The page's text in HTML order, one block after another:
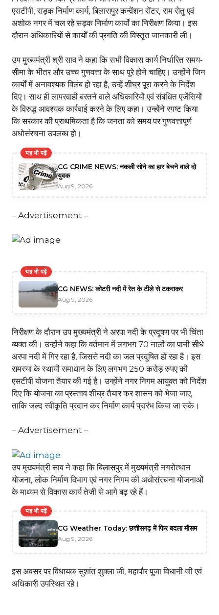
एसटीपी, सड़क निर्माण कार्य, बिलासपुर कन्वेंशन सेंटर, राम सेतु एवं
अशोक नगर में चल रहे सड़क निर्माण कार्यों का निरीक्षण किया। इस
दौरान अधिकारियों से कार्यों की प्रगति की विस्तृत जानकारी ली।
उप मुख्यमंत्री श्री साव ने कहा कि सभी विकास कार्य निर्धारित समय-
सीमा के भीतर और उच्च गुणवत्ता के साथ पूरे होने चाहिए। उन्होंने जिन
कार्यों में अनावश्यक विलंब हो रहा है, उन्हें शीघ्र पूरा करने के निर्देश
दिए। साथ ही लापरवाही बरतने वाले अधिकारियों एवं संबंधित एजेंसियों
के विरुद्ध आवश्यक कार्रवाई करने के लिए कहा। उन्होंने स्पष्ट किया
कि सरकार की प्राथमिकता है कि जनता को समय पर गुणवत्तापूर्ण
अधोसंरचना उपलब्ध हो।
यह भी पढ़ें
CG CRIME NEWS: नकली सोने का हार बेचने वाले दो
युवक
Aug 9, 2026
– Advertisement –
यह भी पढ़ें
CG NEWS: कोटरी नदी में रेत के टीले से टकराकर
Aug 9, 2026
निरीक्षण के दौरान उप मुख्यमंत्री ने अरपा नदी के प्रदूषण पर भी चिंता
व्यक्त की। उन्होंने कहा कि वर्तमान में लगभग 70 नालों का पानी सीधे
अरपा नदी में गिर रहा है, जिससे नदी का जल प्रदूषित हो रहा है। इस
समस्या के स्थायी समाधान के लिए लगभग 250 करोड़ रुपए की
एसटीपी योजना तैयार की गई है। उन्होंने नगर निगम आयुक्त को निर्देश
दिए कि योजना का प्रस्ताव शीघ्र तैयार कर शासन को भेजा जाए,
ताकि जल्द स्वीकृति प्रदान कर निर्माण कार्य प्रारंभ किया जा सके।
– Advertisement –
उप मुख्यमंत्री साव ने कहा कि बिलासपुर में मुख्यमंत्री नगरोत्थान
योजना, लोक निर्माण विभाग एवं नगर निगम की अधोसंरचना योजनाओं
के माध्यम से विकास कार्य तेजी से आगे बढ़ रहे हैं।
यह भी पढ़ें
CG Weather Today: छत्तीसगढ़ में फिर बदला मौसम
Aug 9, 2026
इस अवसर पर विधायक सुशांत शुक्ला जी, महापौर पूजा विधानी जी एवं
अधिकारी उपस्थित रहे।